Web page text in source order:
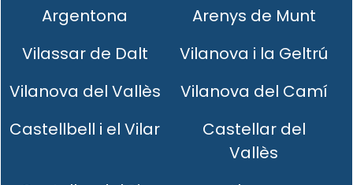
Argentona
Arenys de Munt
Vilassar de Dalt
Vilanova i la Geltrú
Vilanova del Vallès
Vilanova del Camí
Castellbell i el Vilar
Castellar del
Vallès